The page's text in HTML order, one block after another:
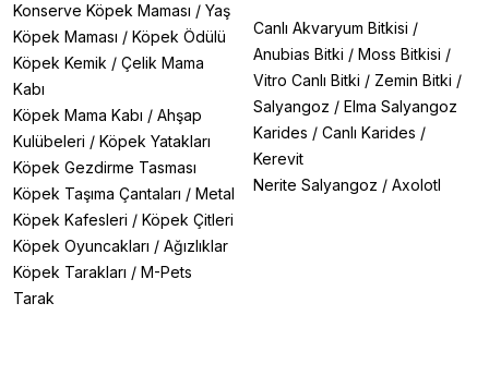
Konserve Köpek Maması / Yaş
Köpek Maması / Köpek Ödülü
Köpek Kemik / Çelik Mama
Kabı
Köpek Mama Kabı / Ahşap
Kulübeleri / Köpek Yatakları
Köpek Gezdirme Tasması
Köpek Taşıma Çantaları / Metal
Köpek Kafesleri / Köpek Çitleri
Köpek Oyuncakları / Ağızlıklar
Köpek Tarakları / M-Pets
Tarak
Canlı Akvaryum Bitkisi /
Anubias Bitki / Moss Bitkisi /
Vitro Canlı Bitki / Zemin Bitki /
Salyangoz / Elma Salyangoz
Karides / Canlı Karides /
Kerevit
Nerite Salyangoz / Axolotl